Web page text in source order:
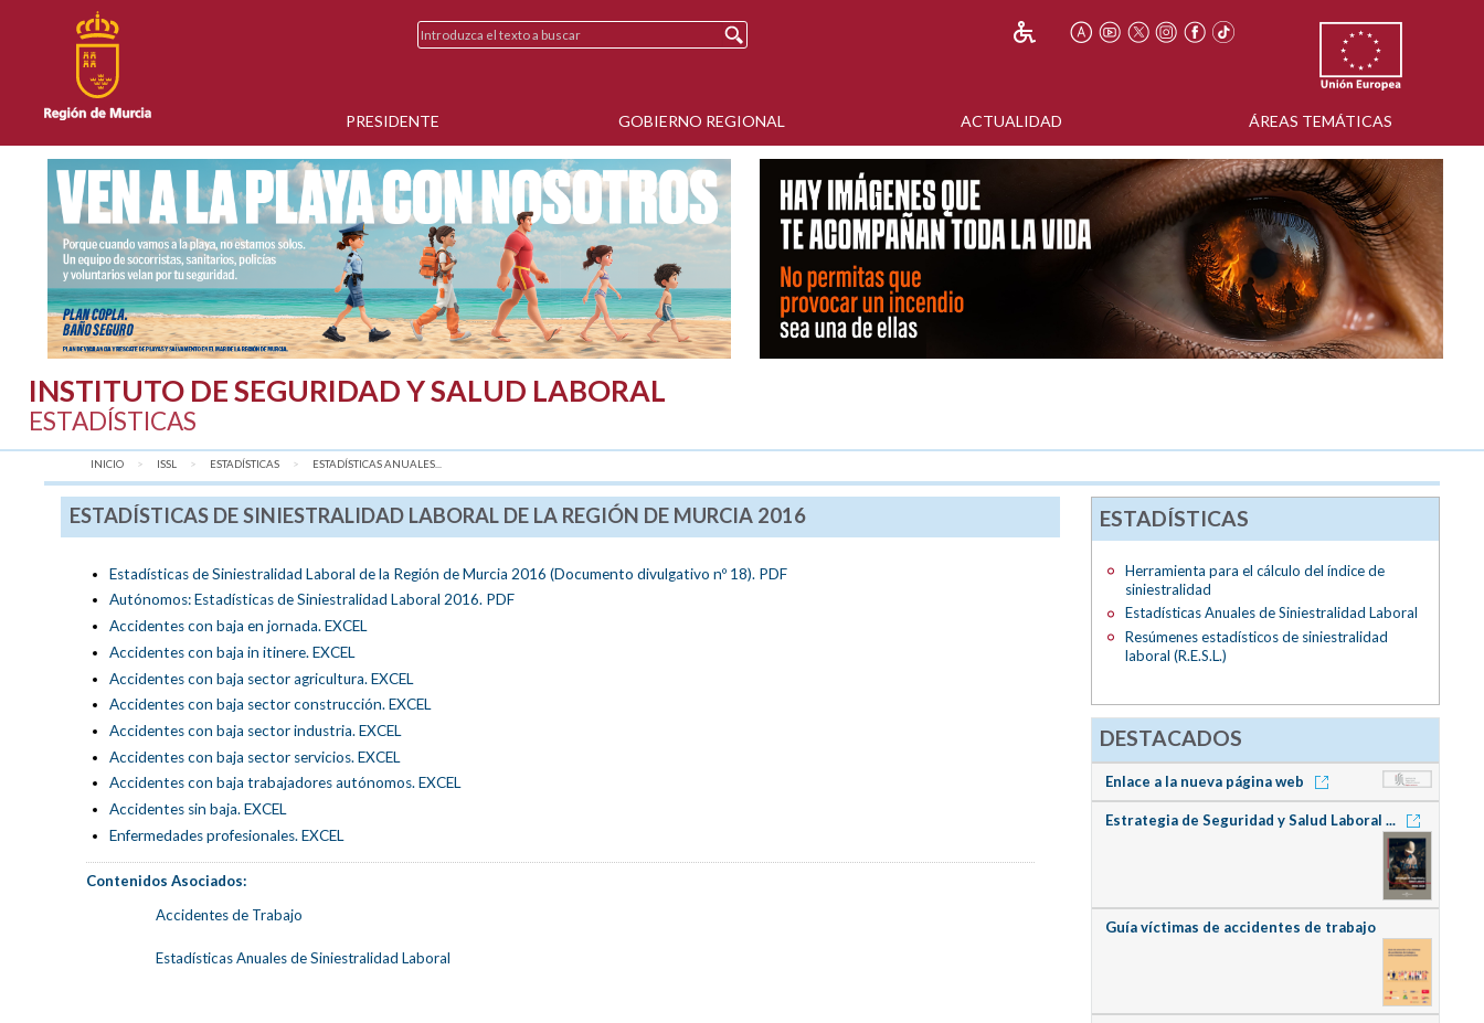
PRESIDENTE GOBIERNO REGIONAL ACTUALIDAD ÁREAS TEMÁTICAS
INSTITUTO DE SEGURIDAD Y SALUD LABORAL
ESTADÍSTICAS
INICIO ISSL ESTADÍSTICAS AQUÍ:
ESTADÍSTICAS ANUALES...
ESTADÍSTICAS DE SINIESTRALIDAD LABORAL DE LA REGIÓN DE MURCIA 2016
Estadísticas de Siniestralidad Laboral de la Región de Murcia 2016 (Documento divulgativo nº 18). PDF
Autónomos: Estadísticas de Siniestralidad Laboral 2016. PDF
Accidentes con baja en jornada. EXCEL
Accidentes con baja in itinere. EXCEL
Accidentes con baja sector agricultura. EXCEL
Accidentes con baja sector construcción. EXCEL
Accidentes con baja sector industria. EXCEL
Accidentes con baja sector servicios. EXCEL
Accidentes con baja trabajadores autónomos. EXCEL
Accidentes sin baja. EXCEL
Enfermedades profesionales. EXCEL
Contenidos Asociados:
Accidentes de Trabajo
Estadísticas Anuales de Siniestralidad Laboral
ESTADÍSTICAS
Herramienta para el cálculo del índice de
siniestralidad
Estadísticas Anuales de Siniestralidad Laboral
Resúmenes estadísticos de siniestralidad
laboral (R.E.S.L.)
DESTACADOS
Enlace a la nueva página web
Estrategia de Seguridad y Salud Laboral ...
Guía víctimas de accidentes de trabajo